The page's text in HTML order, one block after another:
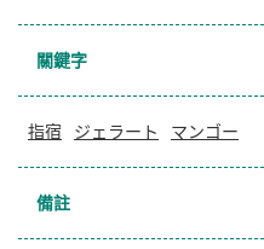
關鍵字
指宿 ジェラート マンゴー
備註